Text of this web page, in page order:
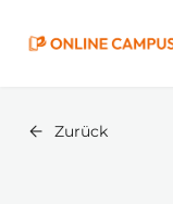
Zurück